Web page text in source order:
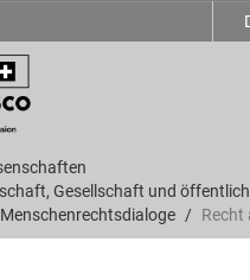
Gesellschaft und
Recht